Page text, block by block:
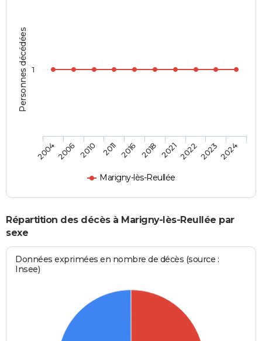
Personnes décédées
Marigny-lès-Reullée
20042006 2010 2011 2016 2018 2021202220232024
1
Répartition des décès à Marigny-lès-Reullée par
sexe
Données exprimées en nombre de décès (source :
Insee)